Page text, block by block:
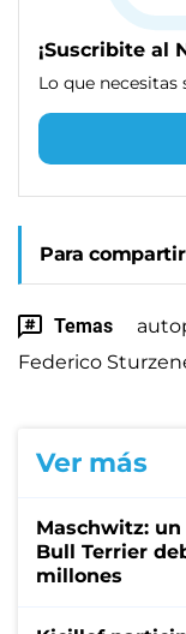
¡Suscribite al
Lo que necesitas
Para
Temas
Federico
Ver más
Maschwitz:
Bull Terrier
millones